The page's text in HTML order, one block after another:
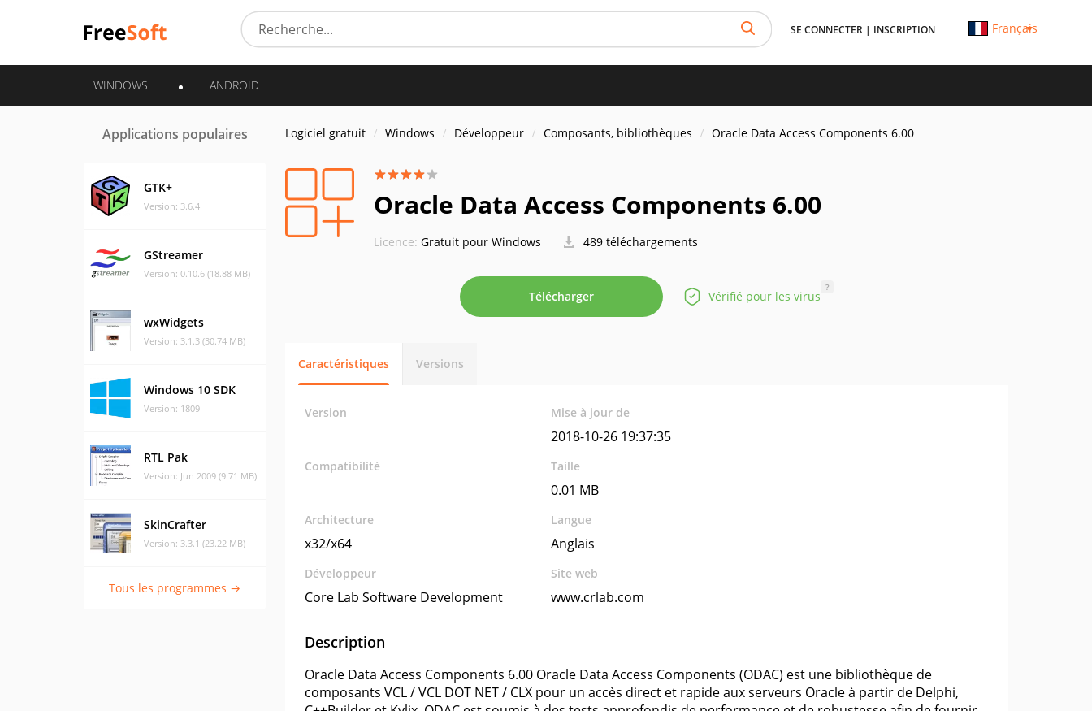
SE CONNECTER | INSCRIPTION Français
WINDOWS ANDROID
Applications populaires
GTK+
Version: 3.6.4
GStreamer
Version: 0.10.6 (18.88 MB)
wxWidgets
Version: 3.1.3 (30.74 MB)
Windows 10 SDK
Version: 1809
RTL Pak
Version: Jun 2009 (9.71 MB)
SkinCrafter
Version: 3.3.1 (23.22 MB)
Tous les programmes →
Logiciel gratuit Windows Développeur Composants, bibliothèques Oracle Data Access Components 6.00
Oracle Data Access Components 6.00
Licence: Gratuit pour Windows 489 téléchargements
Télécharger Vérifié pour les virus
?
Caractéristiques Versions
Version Mise à jour de
2018-10-26 19:37:35
Compatibilité Taille
0.01 MB
Architecture
x32/x64
Langue
Anglais
Développeur
Core Lab Software Development
Site web
www.crlab.com
Description
Oracle Data Access Components 6.00 Oracle Data Access Components (ODAC) est une bibliothèque de
composants VCL / VCL DOT NET / CLX pour un accès direct et rapide aux serveurs Oracle à partir de Delphi,